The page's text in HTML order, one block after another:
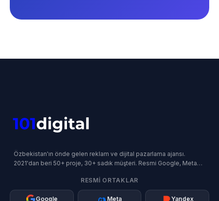
Özbekistan'ın önde gelen reklam ve dijital pazarlama ajansı.
2021'dan beri 50+ proje, 30+ sadık müşteri. Resmi Google, Meta
RESMI ORTAKLAR
Google Meta Yandex